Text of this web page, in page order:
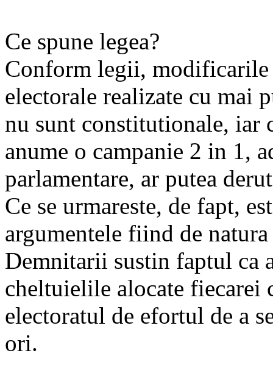
Ce spune legea?
Conform legii,
electorale realizate cu mai
nu sunt constitutionale, iar
anume o campanie 2 in 1,
parlamentare, ar putea
Ce se urmareste, de fapt,
argumentele fiind de
Demnitarii sustin faptul ca
cheltuielile alocate fiecarei
electoratul de efortul de a
ori.